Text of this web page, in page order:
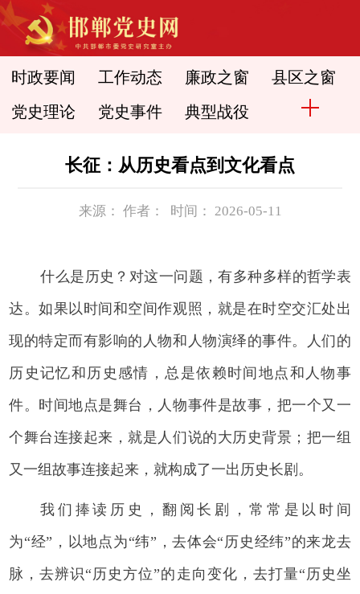
时政要闻 工作动态 廉政之窗 县区之窗
党史理论 党史事件 典型战役
长征：从历史看点到文化看点
来源： 作者： 时间： 2026-05-11
什么是历史？对这一问题，有多种多样的哲学表
达。如果以时间和空间作观照，就是在时空交汇处出
现的特定而有影响的人物和人物演绎的事件。人们的
历史记忆和历史感情，总是依赖时间地点和人物事
件。时间地点是舞台，人物事件是故事，把一个又一
个舞台连接起来，就是人们说的大历史背景；把一组
又一组故事连接起来，就构成了一出历史长剧。
我们捧读历史，翻阅长剧，常常是以时间
为“经”，以地点为“纬”，去体会“历史经纬”的来龙去
脉，去辨识“历史方位”的走向变化，去打量“历史坐